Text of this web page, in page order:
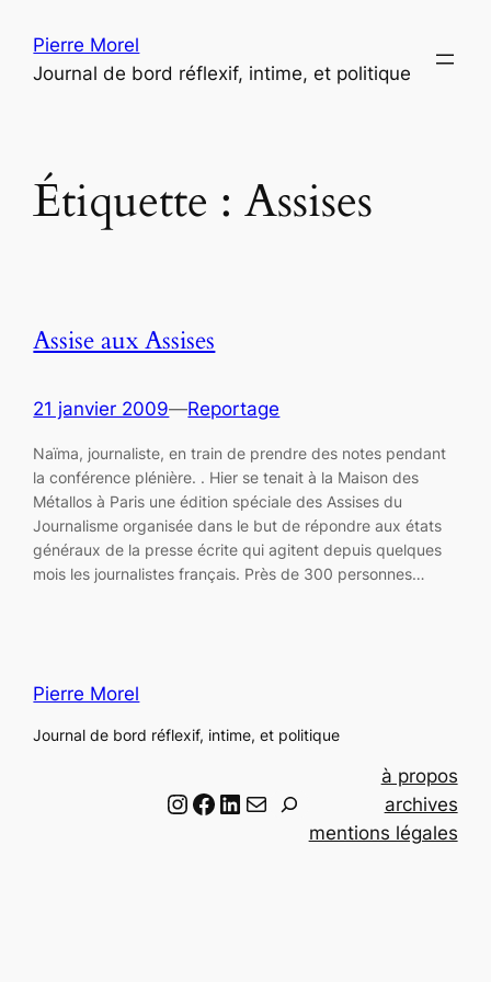
contenu
Pierre Morel
Journal de bord réflexif, intime, et politique
Étiquette :Assises
Assise aux Assises
21 janvier 2009—Reportage
Naïma, journaliste, en train de prendre des notes pendant
la conférence plénière. . Hier se tenait à la Maison des
Métallos à Paris une édition spéciale des Assises du
Journalisme organisée dans le but de répondre aux états
généraux de la presse écrite qui agitent depuis quelques
mois les journalistes français. Près de 300 personnes…
Pierre Morel
Journal de bord réflexif, intime, et politique
Instagram Facebook LinkedIn Email
à propos
archives
mentions légales